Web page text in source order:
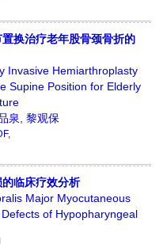
换治疗老年股骨颈骨折的
Invasive Hemiarthroplasty
Supine Position for Elderly
泉, 黎观保
,
临床疗效分析
Major Myocutaneous
of Hypopharyngeal